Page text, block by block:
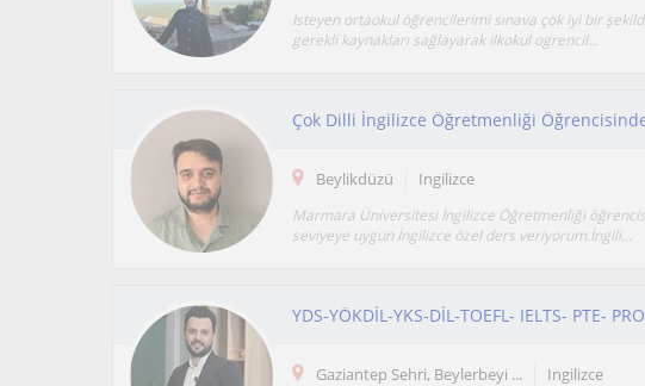
Isteyen ortaokul öğrencilerimi sınava çok iyi bir
gerekli kaynakları sağlayarak ilkokul ogrencil...
Çok Dilli İngilizce Öğretmenliği
Beylikdüzü Ingilizce
Marmara Üniversitesi İngilizce Öğretmenliği
seviyeye uygun İngilizce özel ders veriyorum.İngili...
Gaziantep Sehri, Beylerbeyi ... Ingilizce